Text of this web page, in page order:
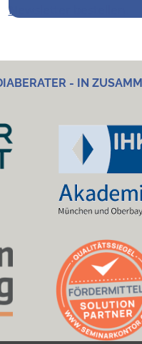
Newsletter bestellen
- IN